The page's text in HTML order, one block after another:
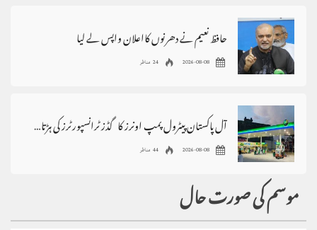
حافظ نعیم نے دھرنوں کااعلان واپس لے لیا
2026-08-08 24 مناظر
آل پاکستان پیٹرول پمپ اونرز کا گڈز ٹرانسپورٹرز کی ہڑتال کی حمایت کا اعلان
2026-08-08 44 مناظر
موسم کی صورت حال